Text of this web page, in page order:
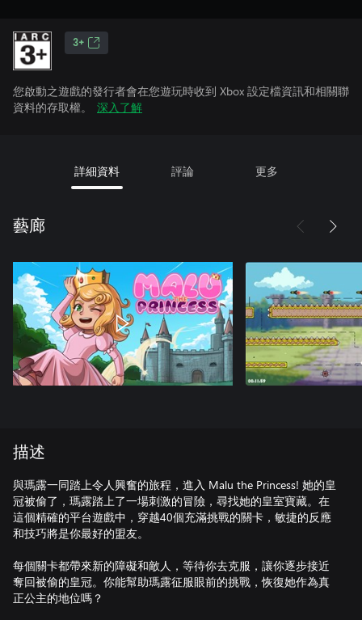
3+
您啟動之遊戲的發行者會在您遊玩時收到 Xbox 設定檔資訊和相關聯
資料的存取權。
深入了解
詳細資料 評論 更多
藝廊
描述
與瑪露一同踏上令人興奮的旅程，進入 Malu the Princess! 她的皇
冠被偷了，瑪露踏上了一場刺激的冒險，尋找她的皇室寶藏。在
這個精確的平台遊戲中，穿越40個充滿挑戰的關卡，敏捷的反應
和技巧將是你最好的盟友。
每個關卡都帶來新的障礙和敵人，等待你去克服，讓你逐步接近
奪回被偷的皇冠。你能幫助瑪露征服眼前的挑戰，恢復她作為真
正公主的地位嗎？